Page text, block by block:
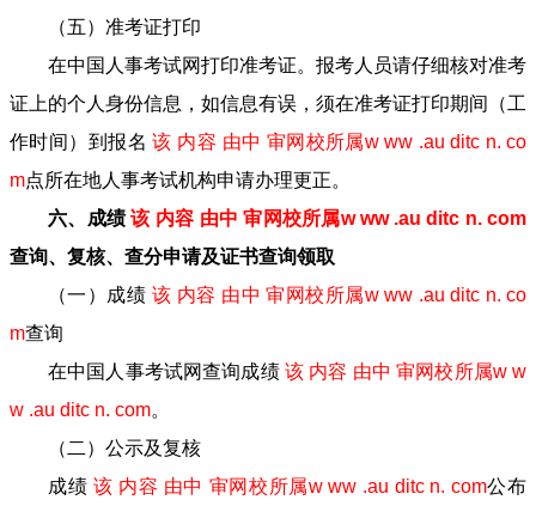
（五）准考证打印
在中国人事考试网打印准考证。报考人员请仔细核对准考
证上的个人身份信息，如信息有误，须在准考证打印期间（工
作时间）到报名 该 内容 由中 审网校所属w ww .au ditc n. co
m点所在地人事考试机构申请办理更正。
六、成绩该 内容 由中 审网校所属w ww .au ditc n. com
查询、复核、查分申请及证书查询领取
（一）成绩 该 内容 由中 审网校所属w ww .au ditc n. co
m查询
在中国人事考试网查询成绩该 内容 由中 审网校所属w w
w .au ditc n. com。
（二）公示及复核
成绩 该 内容 由中 审网校所属w ww .au ditc n. com公布